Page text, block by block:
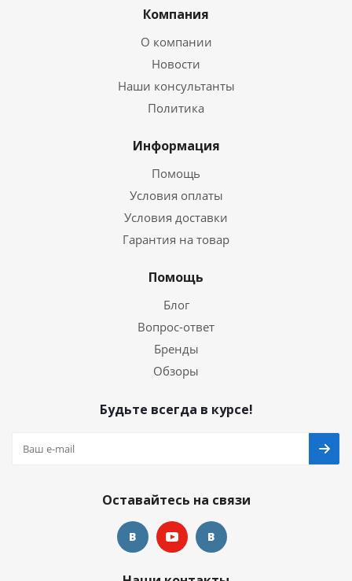
Компания
О компании
Новости
Наши консультанты
Политика
Информация
Помощь
Условия оплаты
Условия доставки
Гарантия на товар
Помощь
Блог
Вопрос-ответ
Бренды
Обзоры
Будьте всегда в курсе!
Оставайтесь на связи